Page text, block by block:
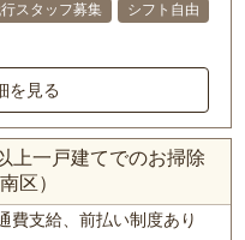
スタッフ募集
シフト自由
を見る
上一戸建てでのお掃除
区）
費支給、前払い制度あり